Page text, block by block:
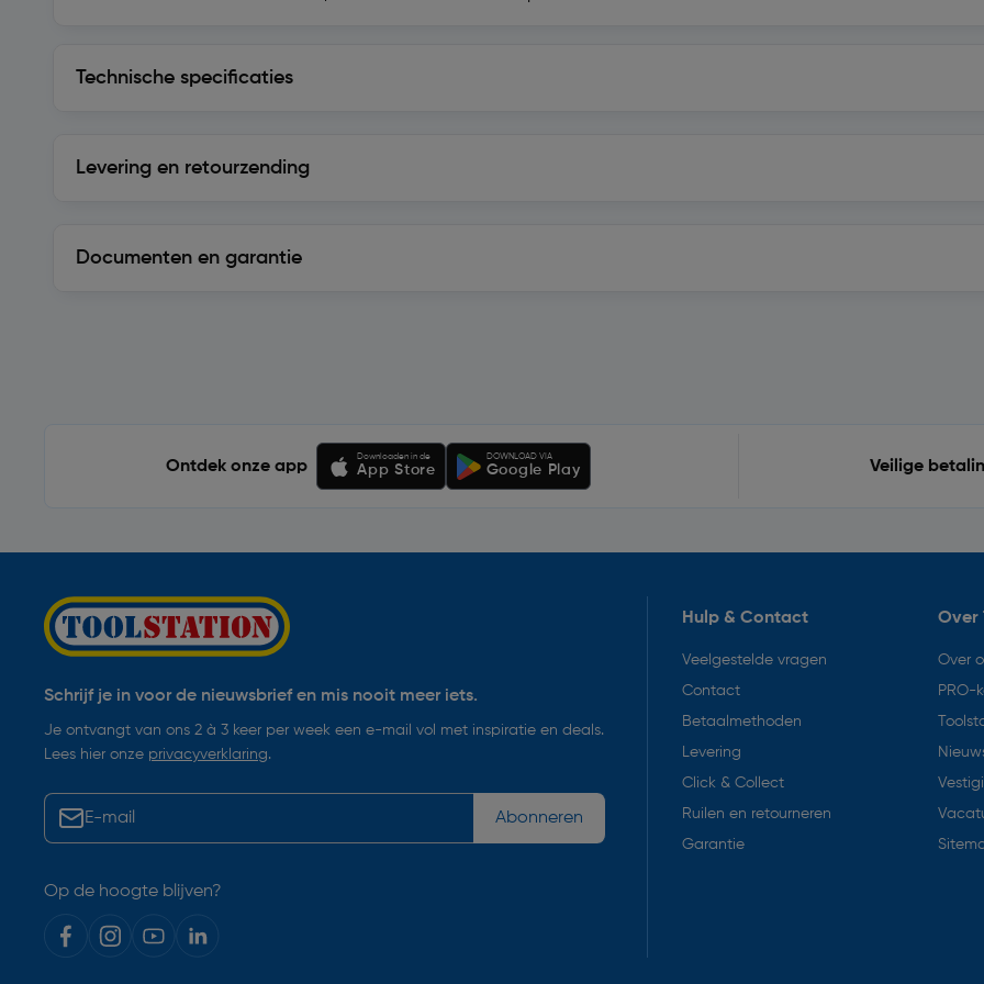
Technische specificaties
Levering en retourzending
Documenten en garantie
Ontdek onze app
Downloaden in de
App Store
DOWNLOAD VIA
Google Play Veilige
Schrijf je in voor de nieuwsbrief en mis nooit meer iets.
Je ontvangt van ons 2 à 3 keer per week een e-mail vol met inspiratie en deals.
Lees hier onze privacyverklaring.
Abonneren
Op de hoogte blijven?
Hulp & Contact
Veelgestelde vragen
Contact
Betaalmethoden
Levering
Click & Collect
Ruilen en retourneren
Garantie
Over
Over
PRO-